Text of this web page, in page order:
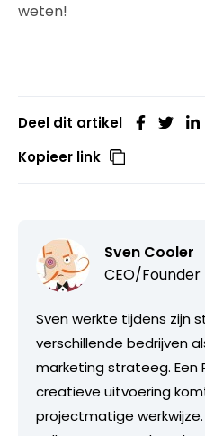
weten!
Deel dit artikel
Kopieer link
Sven Cooler
CEO/Founder
Sven werkte tijdens zijn
verschillende bedrijven
marketing strateeg. Een
creatieve uitvoering
projectmatige werkwijze.